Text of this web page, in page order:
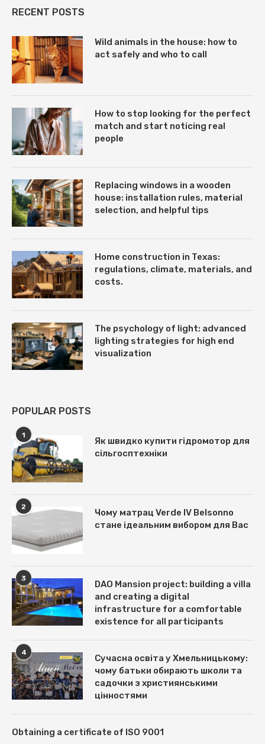
RECENT POSTS
Wild animals in the house: how to
act safely and who to call
How to stop looking for the perfect
match and start noticing real
people
Replacing windows in a wooden
house: installation rules, material
selection, and helpful tips
Home construction in Texas:
regulations, climate, materials, and
costs.
The psychology of light: advanced
lighting strategies for high end
visualization
POPULAR POSTS
1
Як швидко купити гідромотор для
сільгосптехніки
2
Чому матрац Verde IV Belsonno
стане ідеальним вибором для Вас
3
DAO Mansion project: building a villa
and creating a digital
infrastructure for a comfortable
existence for all participants
4
Сучасна освіта у Хмельницькому:
чому батьки обирають школи та
садочки з християнськими
цінностями
Obtaining a certificate of ISO 9001